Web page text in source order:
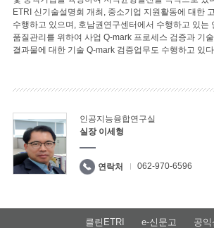
ETRI 신기술설명회 개최, 중소기업 지원활동에 대한
수행하고 있으며, 호남권연구센터에서 수행하고 있는
품질관리를 위하여 사업 Q-mark 프로세스 검증과 기
결과물에 대한 기술 Q-mark 검증업무도 수행하고 있
인공지능융합연구실
실장 이세형
연락처 062-970-6596
클린ETRI e-신문고 공익